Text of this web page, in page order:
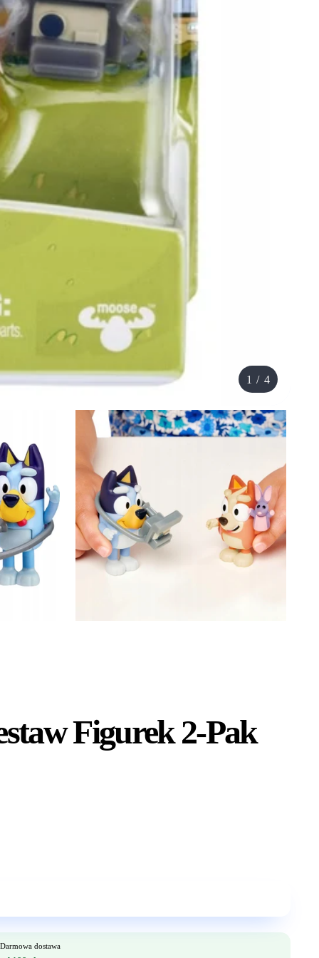
1 / 4
Figurek 2-Pak
Darmowa dostawa